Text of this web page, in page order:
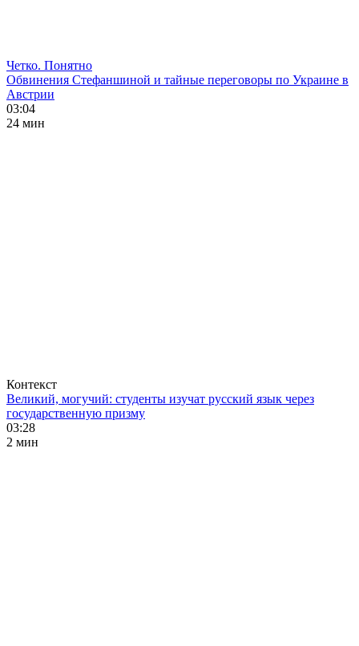
Четко. Понятно
Обвинения Стефаншиной и тайные переговоры по Украине в
Австрии
03:04
24 мин
Контекст
Великий, могучий: студенты изучат русский язык через
государственную призму
03:28
2 мин